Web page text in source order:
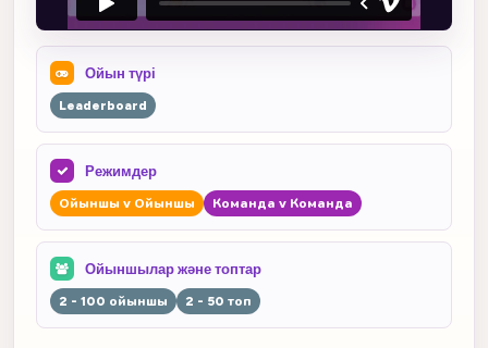
Ойын түрі
Leaderboard
Режимдер
Ойыншы v Ойыншы Команда v Команда
Ойыншылар және топтар
2 - 100 ойыншы 2 - 50 топ